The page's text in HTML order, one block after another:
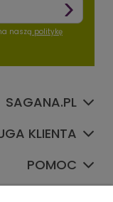
naszą politykę
SAGANA.PL
KLIENTA
POMOC